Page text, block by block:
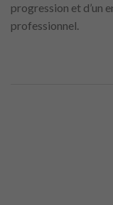
progression et d’un
professionnel.